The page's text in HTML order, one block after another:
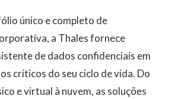
único e completo de
a Thales fornece
de dados confidenciais em
críticos do seu ciclo de vida. Do
e virtual à nuvem, as soluções